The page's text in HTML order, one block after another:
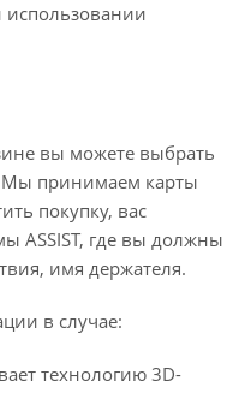
использовании
вы можете выбрать
Мы принимаем карты
покупку, вас
ASSIST, где вы должны
имя держателя.
в случае:
технологию 3D-